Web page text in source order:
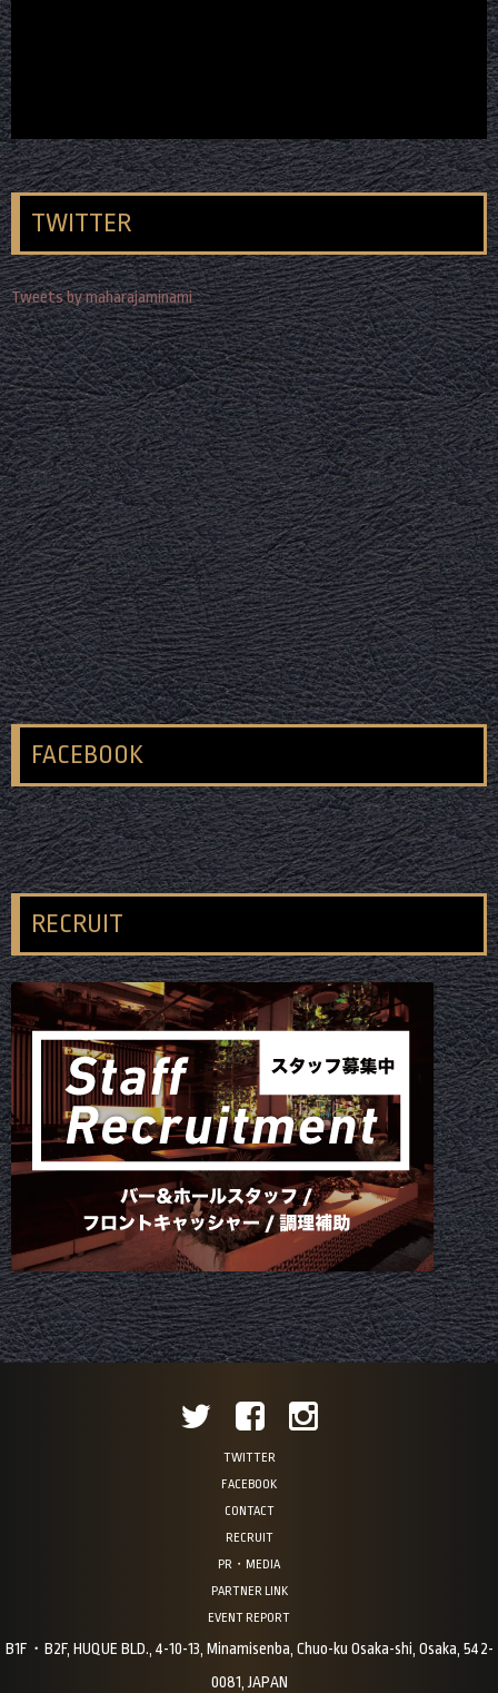
TWITTER
Tweets by maharajaminami
FACEBOOK
RECRUIT
TWITTER
FACEBOOK
CONTACT
RECRUIT
PR・MEDIA
PARTNER LINK
EVENT REPORT
B1F・B2F, HUQUE BLD., 4-10-13, Minamisenba, Chuo-ku Osaka-shi, Osaka, 542-
0081, JAPAN